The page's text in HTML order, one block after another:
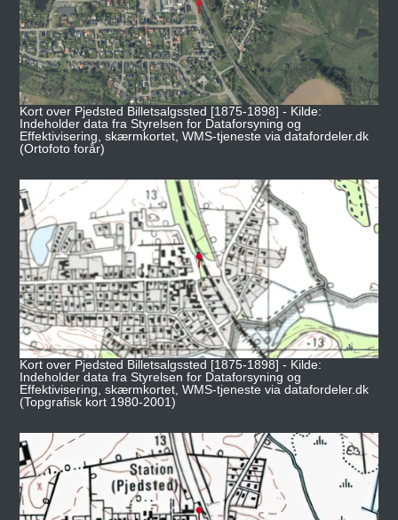
Kort over Pjedsted Billetsalgssted [1875-1898] - Kilde:
Indeholder data fra Styrelsen for Dataforsyning og
Effektivisering, skærmkortet, WMS-tjeneste via datafordeler.dk
(Ortofoto forår)
Kort over Pjedsted Billetsalgssted [1875-1898] - Kilde:
Indeholder data fra Styrelsen for Dataforsyning og
Effektivisering, skærmkortet, WMS-tjeneste via datafordeler.dk
(Topgrafisk kort 1980-2001)